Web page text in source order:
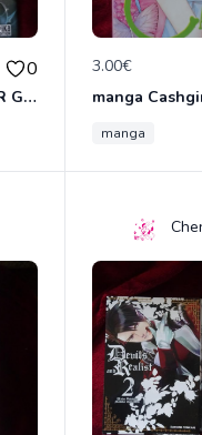
0
manga Oh! Great AIR GEAR
3.00€
manga
manga